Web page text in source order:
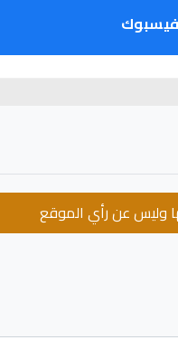
فيسبوك
وليس عن رأي الموقع